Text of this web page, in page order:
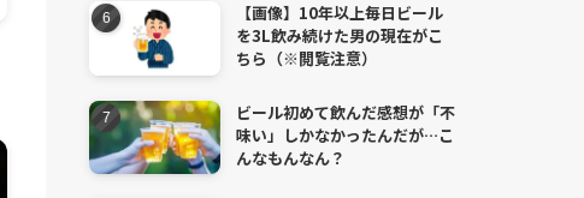
【画像】10年以上毎日ビール
を3L飲み続けた男の現在がこ
ちら（※閲覧注意）
ビール初めて飲んだ感想が「不
味い」しかなかったんだが…こ
んなもんなん？